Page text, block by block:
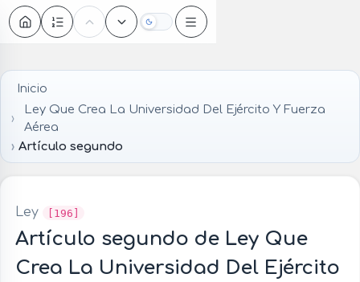
Oscuro
Inicio
Ley Que Crea La Universidad Del Ejército Y Fuerza
Aérea
Artículo segundo
Ley [196]
Artículo segundo de Ley Que
Crea La Universidad Del Ejército